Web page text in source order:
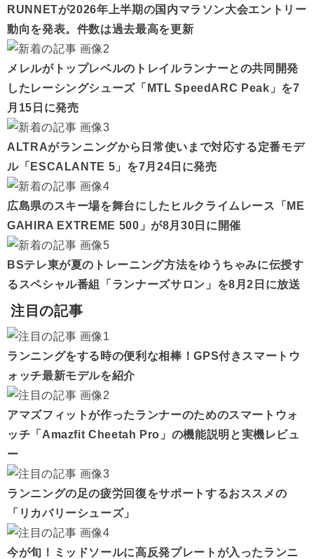
RUNNETが2026年上半期の国内マラソン大会エントリー
動向を発表。件数は過去最高を更新
メレルがトップレベルのトレイルランナーとの共同開発
したレーシングシューズ「MTL SpeedARC Peak」を7
月15日に発売
ALTRAがランニングから日常使いまで対応する定番モデ
ル「ESCALANTE 5」を7月24日に発売
広島県のスキー場を舞台にしたヒルクライムレース「ME
GAHIRA EXTREME 500」が8月30日に開催
BSテレ東が夏のトレーニング方法をゆうちゃみに伝授す
るスペシャル番組「ランナーズサロン」を8月2日に放送
注目の記事
ランニングをする時の便利な相棒！GPS付きスマートウ
ォッチ最新モデルを紹介
アマズフィットが作ったランナーのためのスマートウォ
ッチ「Amazfit Cheetah Pro」の機能説明と実機レビュ
ー
ランニングの足の疲労回復をサポートするおススメの
「リカバリーシューズ」
今が旬！ミッドソールに高反発プレートが入ったランニ